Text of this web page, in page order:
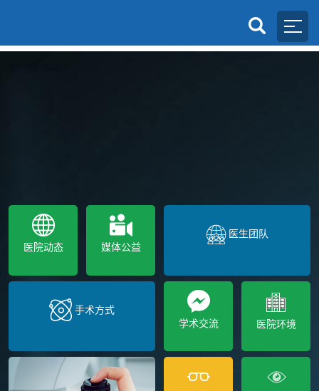
医院动态 媒体公益
医生团队
手术方式
学术交流
医院环境